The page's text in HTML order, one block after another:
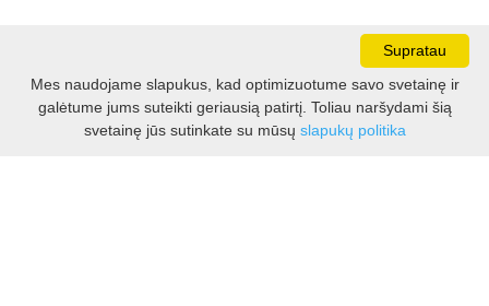
Darbo laikas:
I - V 8.30 - 17.00 val.
Supratau
Mes naudojame slapukus, kad optimizuotume savo svetainę ir
galėtume jums suteikti geriausią patirtį. Toliau naršydami šią
svetainę jūs sutinkate su mūsų slapukų politika